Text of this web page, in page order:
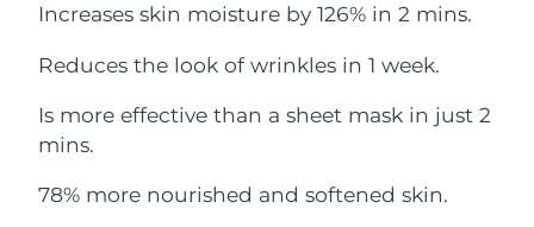
Increases skin moisture by 126% in 2 mins.
Reduces the look of wrinkles in 1 week.
Is more effective than a sheet mask in just 2
mins.
78% more nourished and softened skin.
Malaysia
Erwartete Lieferung
09/08/2026